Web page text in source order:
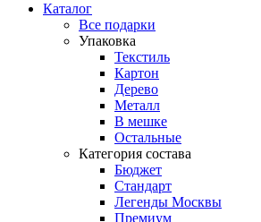
Каталог
Все подарки
Упаковка
Текстиль
Картон
Дерево
Металл
В мешке
Остальные
Категория состава
Бюджет
Стандарт
Легенды Москвы
Премиум